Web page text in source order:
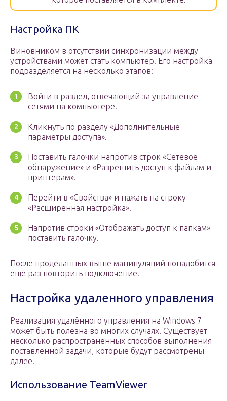
Настройка ПК
Виновником в отсутствии синхронизации между
устройствами может стать компьютер. Его настройка
подразделяется на несколько этапов:
Войти в раздел, отвечающий за управление
сетями на компьютере.
Кликнуть по разделу «Дополнительные
параметры доступа».
Поставить галочки напротив строк «Сетевое
обнаружение» и «Разрешить доступ к файлам и
принтерам».
Перейти в «Свойства» и нажать на строку
«Расширенная настройка».
Напротив строки «Отображать доступ к папкам»
поставить галочку.
После проделанных выше манипуляций понадобится
ещё раз повторить подключение.
Настройка удаленного управления
Реализация удалённого управления на Windows 7
может быть полезна во многих случаях. Существует
несколько распространённых способов выполнения
поставленной задачи, которые будут рассмотрены
далее.
Использование TeamViewer